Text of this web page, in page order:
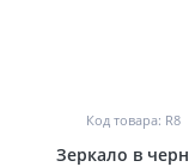
Код товара: R8
Зеркало в